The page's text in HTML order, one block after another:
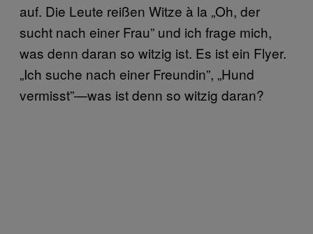
auf. Die Leute reißen Witze à la „Oh, der
sucht nach einer Frau” und ich frage mich,
was denn daran so witzig ist. Es ist ein Flyer.
„Ich suche nach einer Freundin”, „Hund
vermisst”—was ist denn so witzig daran?